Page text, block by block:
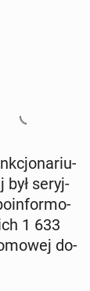
był se­ryj­
1 633
do­